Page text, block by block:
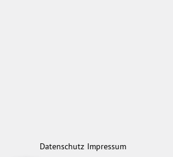
Datenschutz Impressum